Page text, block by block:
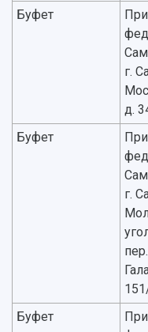
Буфет
г.
д.
Буфет
г.
Буфет